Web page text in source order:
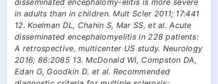
in adults than in children. Mult Scler 2011; 17:441
12. Koelman DL, Chahin S, Mar SS, et al. Acute
disseminated encephalomyelitis in 228 patients:
A retrospective, multicenter US study. Neurology
2016; 86:2085 13. McDonald WI, Compston DA,
Edan G, Goodkin D. et al. Recommended